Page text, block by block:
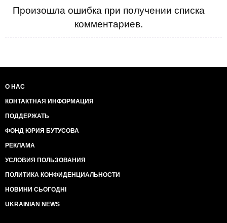
Произошла ошибка при получении списка
комментариев.
О НАС
КОНТАКТНАЯ ИНФОРМАЦИЯ
ПОДДЕРЖАТЬ
ФОНД ЮРИЯ БУТУСОВА
РЕКЛАМА
УСЛОВИЯ ПОЛЬЗОВАНИЯ
ПОЛИТИКА КОНФИДЕНЦИАЛЬНОСТИ
НОВИНИ СЬОГОДНІ
UKRAINIAN NEWS